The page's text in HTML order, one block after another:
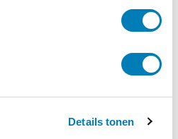
Details tonen